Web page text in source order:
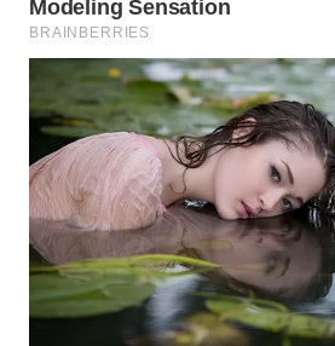
WN
PURWAKARTA
WN
PRIANGAN
TIMUR
SEMARANG